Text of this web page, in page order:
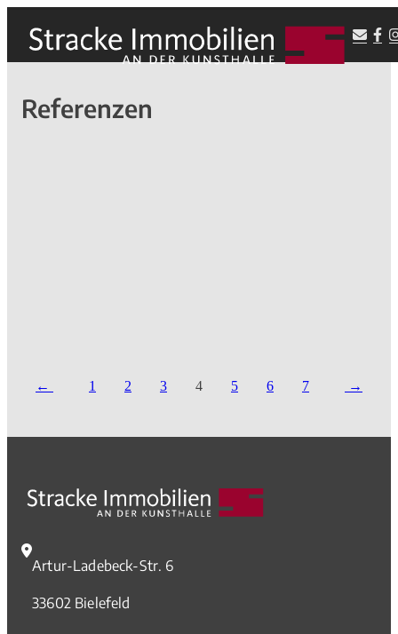
Referenzen
1 2 3 4 5 6 7
Artur-Ladebeck-Str. 6
33602 Bielefeld